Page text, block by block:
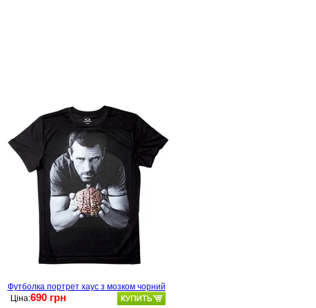
Футболка портрет хаус з мозком чорний
Ціна:690 грн